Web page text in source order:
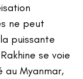
ne peut
puissante
se voie
Myanmar,